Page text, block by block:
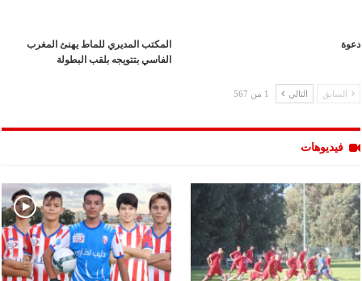
دعوة
المكتب المديري للماط يهنئ المغرب
الفاسي بتتويجه بلقب البطولة
السابق التالي 1 من 567
فيديوهات